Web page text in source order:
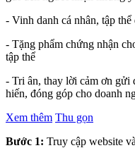
- Vinh danh cá nhân, tập
- Tặng phẩm chứng nhận
tập thể
- Tri ân, thay lời cảm ơn gửi
hiến, đóng góp cho doanh
Xem thêm Thu gọn
Bước 1: Truy cập website